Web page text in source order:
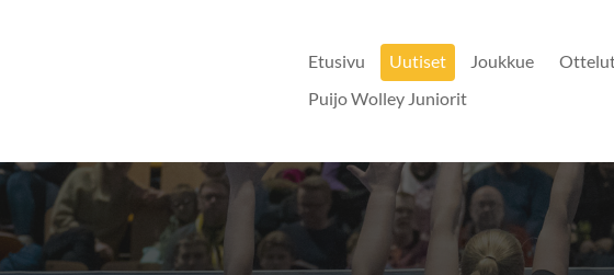
Etusivu Uutiset Joukkue
Puijo Wolley Juniorit